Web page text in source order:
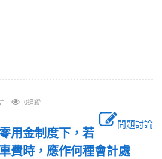
0追蹤
問題討論
用金制度下，若
費時，應作何種會計處